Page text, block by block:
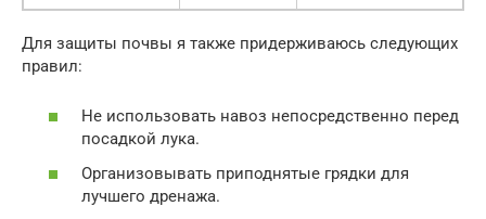
Для защиты почвы я также придерживаюсь следующих
правил:
Не использовать навоз непосредственно перед
посадкой лука.
Организовывать приподнятые грядки для
лучшего дренажа.